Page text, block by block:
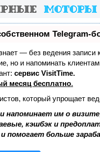
Telegram-
— без ведения записи
но и напоминать
сервис VisitTime.
месяц бесплатно.
который упрощает
напоминает им о
кэшбэк и
помогает больше